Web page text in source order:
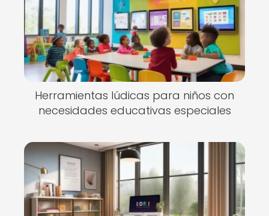
Herramientas lúdicas para niños con
necesidades educativas especiales